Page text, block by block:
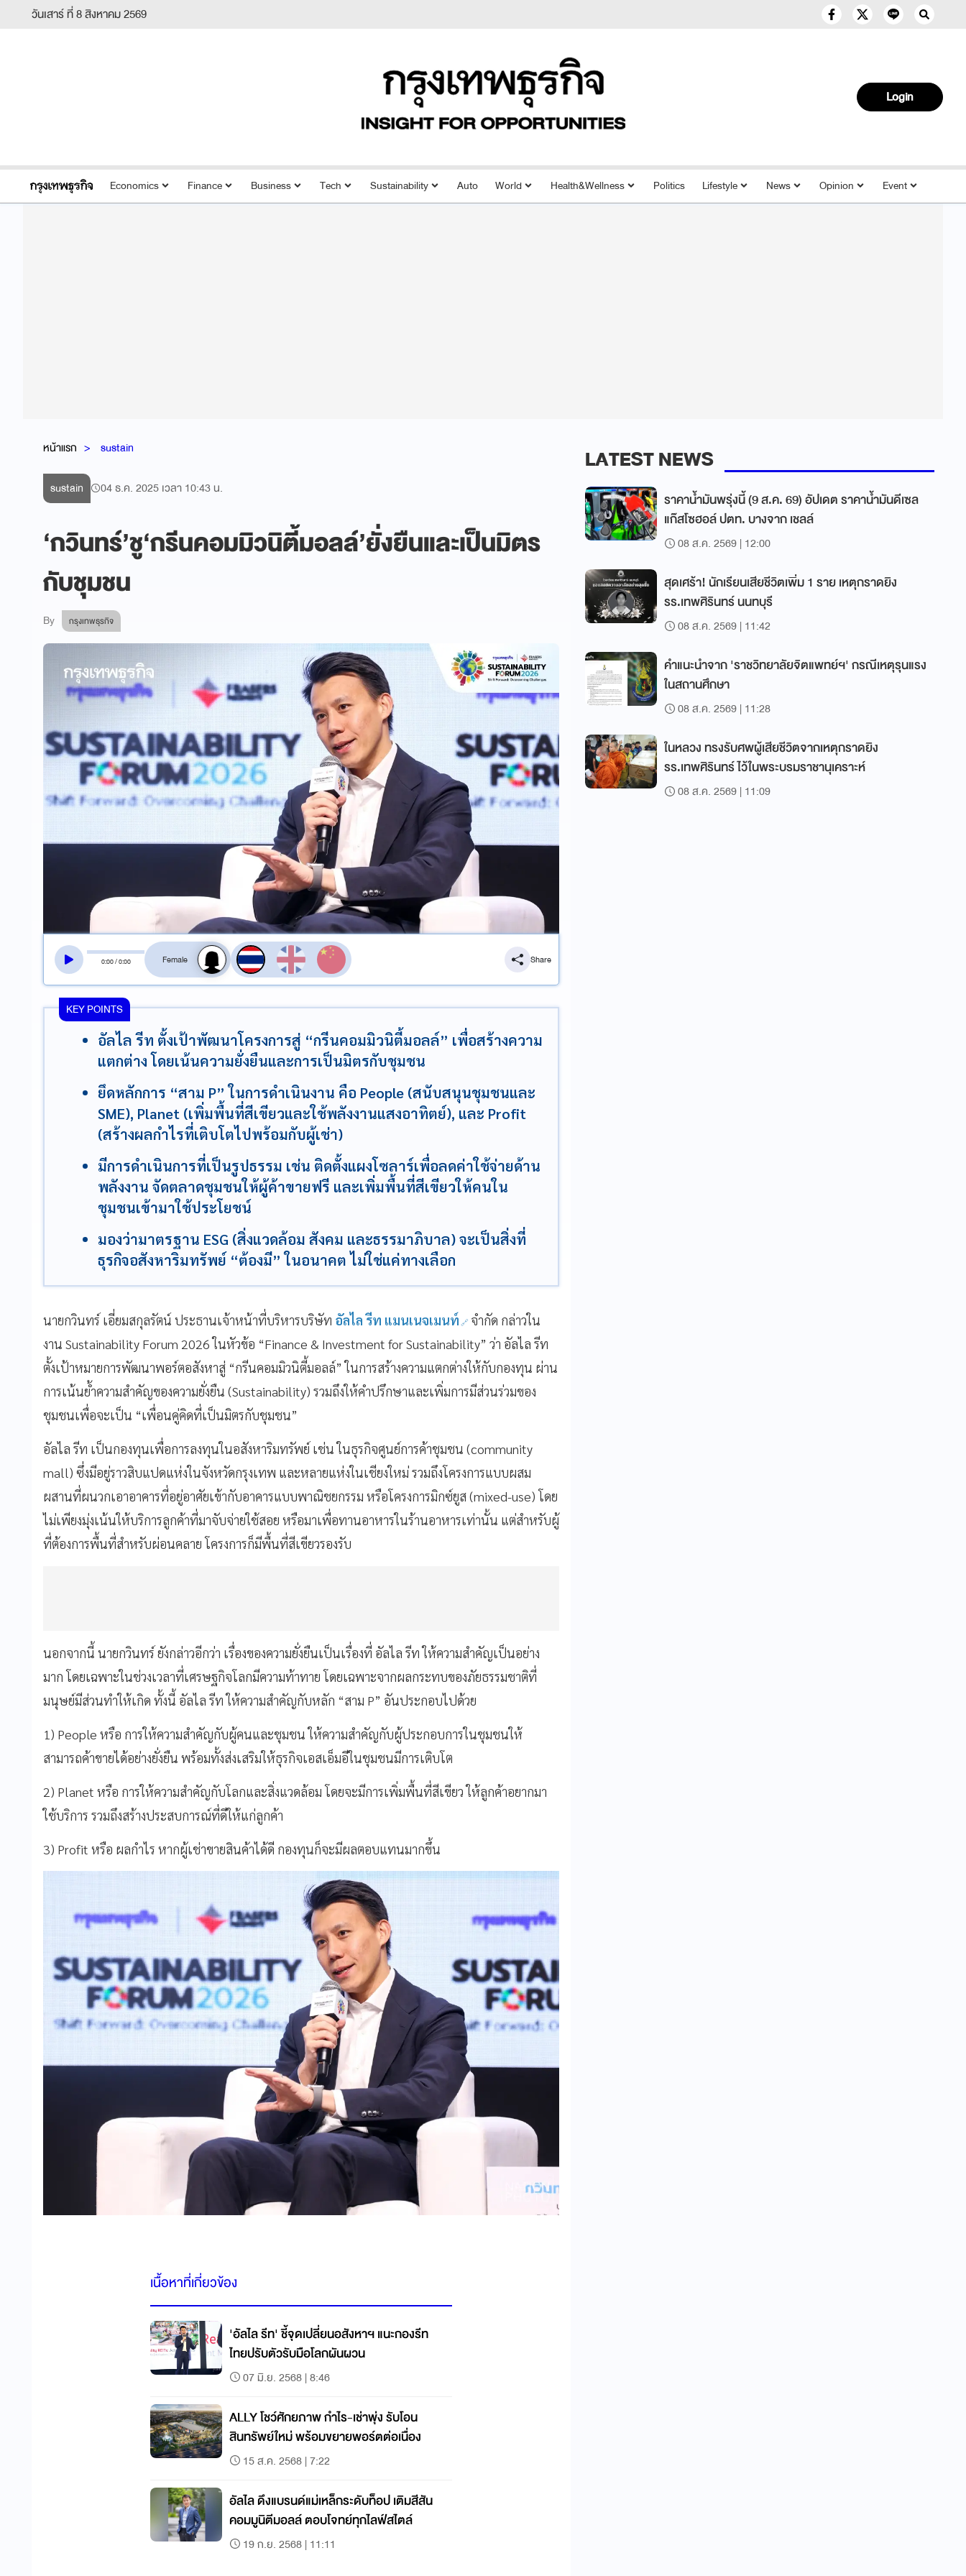
วันเสาร์ ที่ 8 สิงหาคม 2569
Login
Economics Finance Business Tech Sustainability Auto World Health&Wellness Politics Lifestyle News Opinion Event
หน้าแรก sustain
sustain 04 ธ.ค. 2025 เวลา 10:43 น.
‘กวินทร์’ชู‘กรีนคอมมิวนิตี้มอลล์’ยั่งยืนและเป็นมิตร
กับชุมชน
By กรุงเทพธุรกิจ
0:00/0:00
สลับเสียงอ่าน
Share
KEY POINTS
อัลไล รีท ตั้งเป้าพัฒนาโครงการสู่ “กรีนคอมมิวนิตี้มอลล์” เพื่อสร้างความ
แตกต่าง โดยเน้นความยั่งยืนและการเป็นมิตรกับชุมชน
ยึดหลักการ “สาม P” ในการดำเนินงาน คือ People (สนับสนุนชุมชนและ
SME), Planet (เพิ่มพื้นที่สีเขียวและใช้พลังงานแสงอาทิตย์), และ Profit
(สร้างผลกำไรที่เติบโตไปพร้อมกับผู้เช่า)
มีการดำเนินการที่เป็นรูปธรรม เช่น ติดตั้งแผงโซลาร์เพื่อลดค่าใช้จ่ายด้าน
พลังงาน จัดตลาดชุมชนให้ผู้ค้าขายฟรี และเพิ่มพื้นที่สีเขียวให้คนใน
ชุมชนเข้ามาใช้ประโยชน์
มองว่ามาตรฐาน ESG (สิ่งแวดล้อม สังคม และธรรมาภิบาล) จะเป็นสิ่งที่
ธุรกิจอสังหาริมทรัพย์ “ต้องมี” ในอนาคต ไม่ใช่แค่ทางเลือก
นายกวินทร์ เอี่ยมสกุลรัตน์ ประธานเจ้าหน้าที่บริหารบริษัท อัลไล รีท แมนเนจเมนท์ จำกัด กล่าวใน
งาน Sustainability Forum 2026 ในหัวข้อ “Finance & Investment for Sustainability” ว่า อัลไล รีท
ตั้งเป้าหมายการพัฒนาพอร์ตอสังหาสู่ “กรีนคอมมิวนิตี้มอลล์” ในการสร้างความแตกต่างให้กับกองทุน ผ่าน
การเน้นย้ำความสำคัญของความยั่งยืน (Sustainability) รวมถึงให้คำปรึกษาและเพิ่มการมีส่วนร่วมของ
ชุมชนเพื่อจะเป็น “เพื่อนคู่คิดที่เป็นมิตรกับชุมชน”
อัลไล รีท เป็นกองทุนเพื่อการลงทุนในอสังหาริมทรัพย์ เช่น ในธุรกิจศูนย์การค้าชุมชน (community
mall) ซึ่งมีอยู่ราวสิบแปดแห่งในจังหวัดกรุงเทพ และหลายแห่งในเชียงใหม่ รวมถึงโครงการแบบผสม
ผสานที่ผนวกเอาอาคารที่อยู่อาศัยเข้ากับอาคารแบบพาณิชยกรรม หรือโครงการมิกซ์ยูส (mixed-use) โดย
ไม่เพียงมุ่งเน้นให้บริการลูกค้าที่มาจับจ่ายใช้สอย หรือมาเพื่อทานอาหารในร้านอาหารเท่านั้น แต่สำหรับผู้
ที่ต้องการพื้นที่สำหรับผ่อนคลาย โครงการก็มีพื้นที่สีเขียวรองรับ
นอกจากนี้ นายกวินทร์ ยังกล่าวอีกว่า เรื่องของความยั่งยืนเป็นเรื่องที่ อัลไล รีท ให้ความสำคัญเป็นอย่าง
มาก โดยเฉพาะในช่วงเวลาที่เศรษฐกิจโลกมีความท้าทาย โดยเฉพาะจากผลกระทบของภัยธรรมชาติที่
มนุษย์มีส่วนทำให้เกิด ทั้งนี้ อัลไล รีท ให้ความสำคัญกับหลัก “สาม P” อันประกอบไปด้วย
1) People หรือ การให้ความสำคัญกับผู้คนและชุมชน ให้ความสำคัญกับผู้ประกอบการในชุมชนให้
สามารถค้าขายได้อย่างยั่งยืน พร้อมทั้งส่งเสริมให้ธุรกิจเอสเอ็มอีในชุมชนมีการเติบโต
2) Planet หรือ การให้ความสำคัญกับโลกและสิ่งแวดล้อม โดยจะมีการเพิ่มพื้นที่สีเขียว ให้ลูกค้าอยากมา
ใช้บริการ รวมถึงสร้างประสบการณ์ที่ดีให้แก่ลูกค้า
3) Profit หรือ ผลกำไร หากผู้เช่าขายสินค้าได้ดี กองทุนก็จะมีผลตอบแทนมากขึ้น
เนื้อหาที่เกี่ยวข้อง
'อัลไล รีท' ชี้จุดเปลี่ยนอสังหาฯ แนะกองรีท
ไทยปรับตัวรับมือโลกผันผวน
07 มิ.ย. 2568 | 8:46
ALLY โชว์ศักยภาพ กำไร-เช่าพุ่ง รับโอน
สินทรัพย์ใหม่ พร้อมขยายพอร์ตต่อเนื่อง
15 ส.ค. 2568 | 7:22
อัลไล ดึงแบรนด์แม่เหล็กระดับท็อป เติมสีสัน
คอมมูนิตีมอลล์ ตอบโจทย์ทุกไลฟ์สไตล์
19 ก.ย. 2568 | 11:11
LATEST NEWS
ราคาน้ำมันพรุ่งนี้ (9 ส.ค. 69) อัปเดต ราคาน้ำมันดีเซล
แก๊สโซฮอล์ ปตท. บางจาก เชลล์
08 ส.ค. 2569 | 12:00
สุดเศร้า! นักเรียนเสียชีวิตเพิ่ม 1 ราย เหตุกราดยิง
รร.เทพศิรินทร์ นนทบุรี
08 ส.ค. 2569 | 11:42
คำแนะนำจาก 'ราชวิทยาลัยจิตแพทย์ฯ' กรณีเหตุรุนแรง
ในสถานศึกษา
08 ส.ค. 2569 | 11:28
ในหลวง ทรงรับศพผู้เสียชีวิตจากเหตุกราดยิง
รร.เทพศิรินทร์ ไว้ในพระบรมราชานุเคราะห์
08 ส.ค. 2569 | 11:09